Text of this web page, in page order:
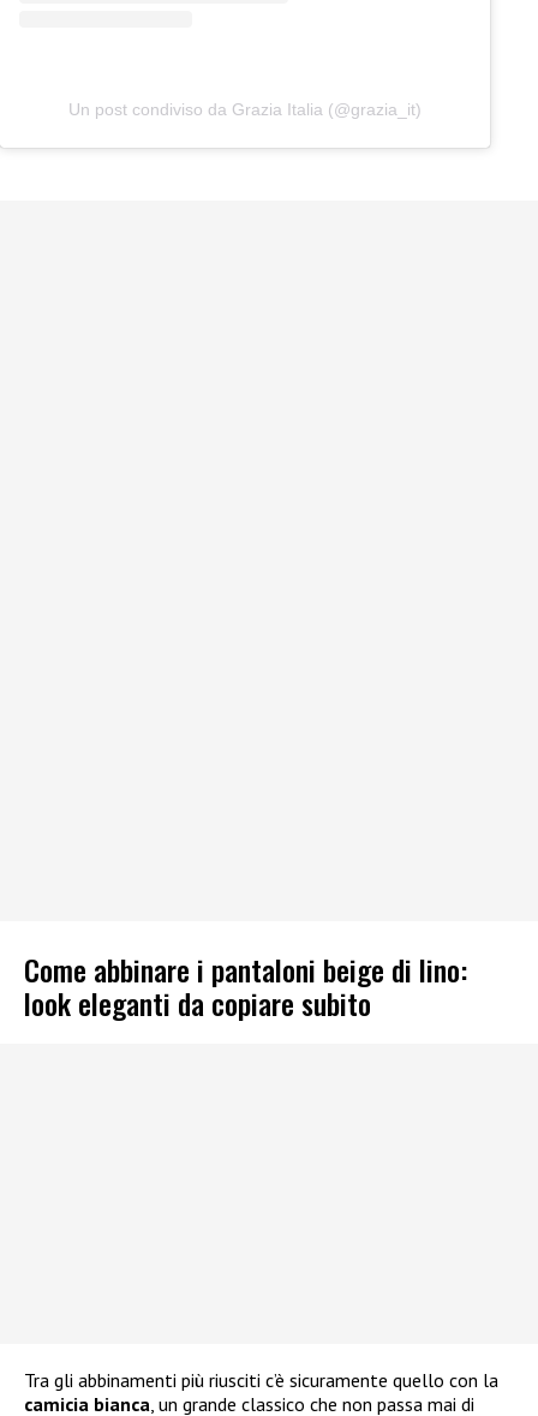
Un post condiviso da Grazia Italia (@grazia_it)
Come abbinare i pantaloni beige di lino:
look eleganti da copiare subito
Tra gli abbinamenti più riusciti c’è sicuramente quello con la
camicia bianca, un grande classico che non passa mai di